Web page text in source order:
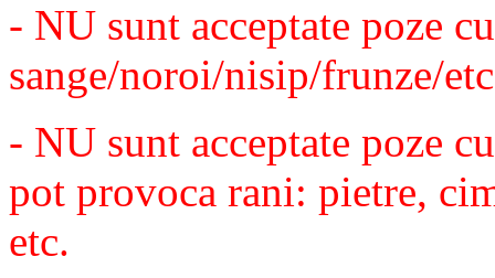
- NU sunt acceptate poze
sange/noroi/nisip/frunze/
- NU sunt acceptate poze
pot provoca rani: pietre,
etc.